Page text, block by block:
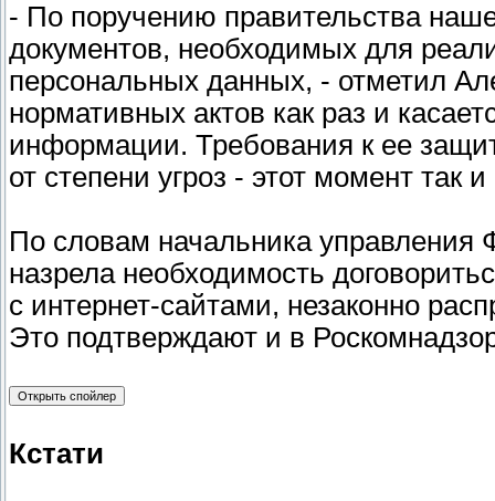
- По поручению правительства
документов, необходимых для
персональных данных, - отметил
нормативных актов как раз и
информации. Требования к ее
от степени угроз - этот момент так
По словам начальника управления
назрела необходимость
с интернет-сайтами, незаконно
Это подтверждают и в
Кстати